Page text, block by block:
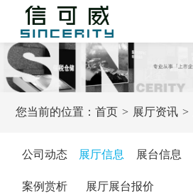
您当前的位置：首页 展厅资讯
公司动态 展厅信息 展台信息
案例赏析 展厅展台报价